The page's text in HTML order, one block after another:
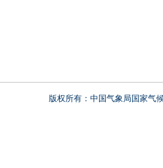
版权所有：中国气象局国家气